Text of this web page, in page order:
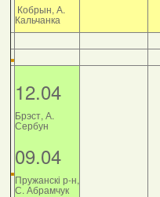
Кобрын, А.
Кальчанка
12.04
Брэст, А.
Сербун
09.04
Пружанскі р-н,
С. Абрамчук